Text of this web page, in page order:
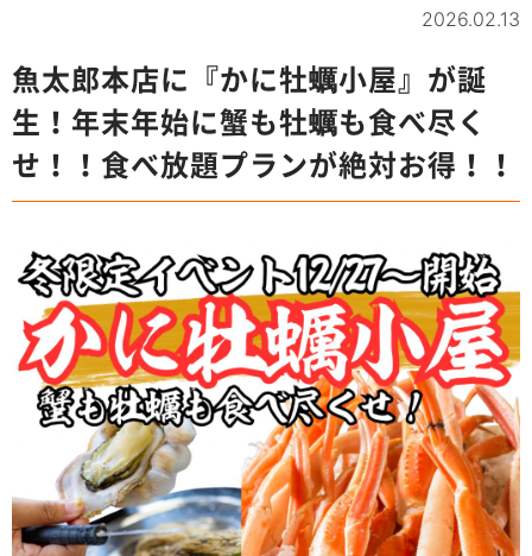
2026.02.13
魚太郎本店に『かに牡蠣小屋』が誕
生！年末年始に蟹も牡蠣も食べ尽く
せ！！食べ放題プランが絶対お得！！